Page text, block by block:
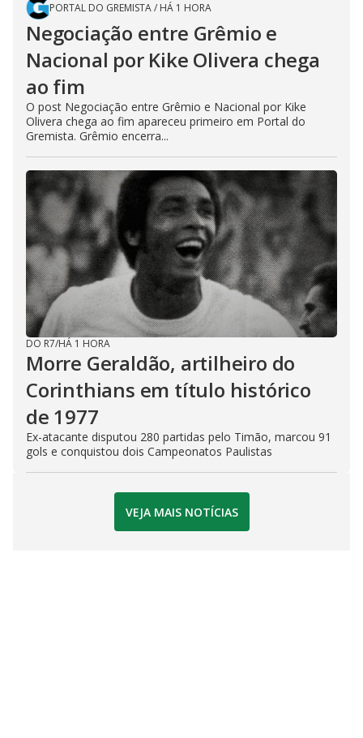
PORTAL DO GREMISTA/ HÁ 1 HORA
Negociação entre Grêmio e
Nacional por Kike Olivera chega
ao fim
O post Negociação entre Grêmio e Nacional por Kike
Olivera chega ao fim apareceu primeiro em Portal do
Gremista. Grêmio encerra...
DO R7/HÁ 1 HORA
Morre Geraldão, artilheiro do
Corinthians em título histórico
de 1977
Ex-atacante disputou 280 partidas pelo Timão, marcou 91
gols e conquistou dois Campeonatos Paulistas
VEJA MAIS NOTÍCIAS